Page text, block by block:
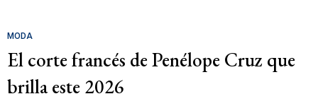
MODA
El corte francés de Penélope Cruz que
brilla este 2026